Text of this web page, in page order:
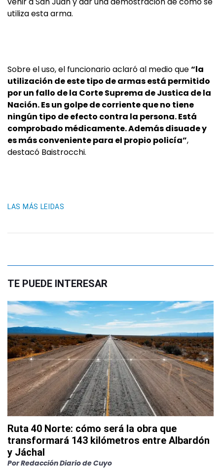
utiliza esta arma.
Sobre el uso, el funcionario aclaró al medio que“la
utilización de este tipo de armas está permitido
por un fallo de la Corte Suprema de Justica de la
Nación. Es un golpe de corriente que no tiene
ningún tipo de efecto contra la persona. Está
comprobado médicamente. Además disuade y
es más conveniente para el propio policía”,
destacó Baistrocchi.
LAS MÁS LEIDAS
TE PUEDE INTERESAR
Ruta 40 Norte: cómo será la obra que
transformará 143 kilómetros entre Albardón
y Jáchal
PorRedacción Diario de Cuyo